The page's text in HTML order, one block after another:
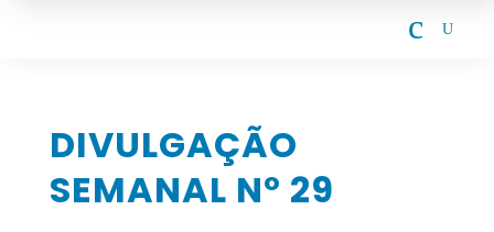
c U
DIVULGAÇÃO
SEMANAL Nº 29